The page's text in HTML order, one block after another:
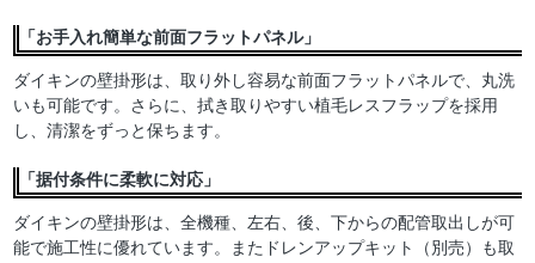
「お手入れ簡単な前面フラットパネル」
ダイキンの壁掛形は、取り外し容易な前面フラットパネルで、丸洗
いも可能です。さらに、拭き取りやすい植毛レスフラップを採用
し、清潔をずっと保ちます。
「据付条件に柔軟に対応」
ダイキンの壁掛形は、全機種、左右、後、下からの配管取出しが可
能で施工性に優れています。またドレンアップキット（別売）も取